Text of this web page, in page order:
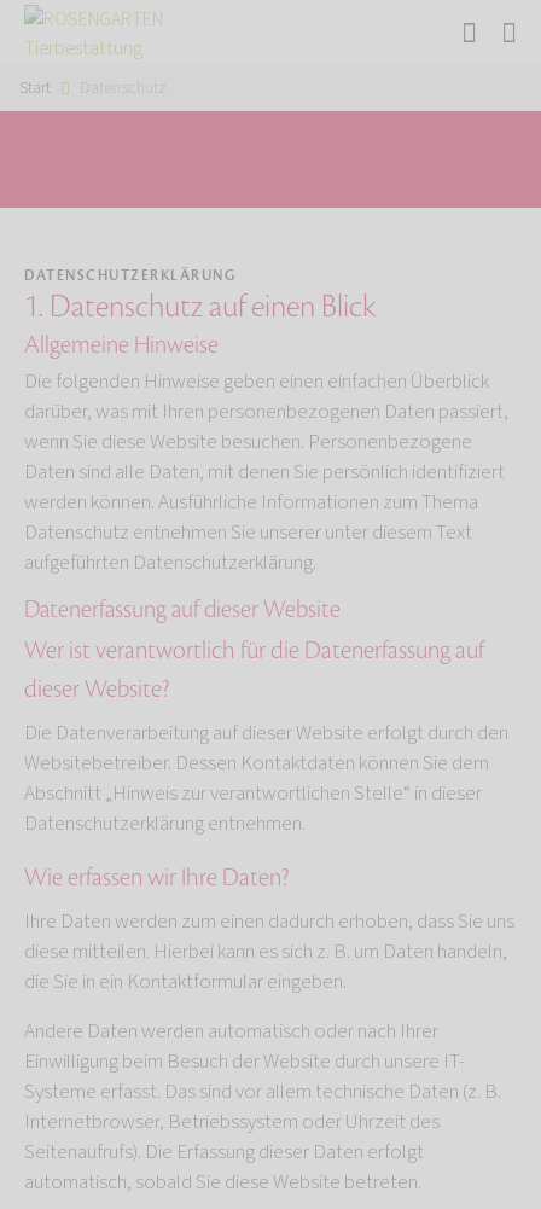
Start Datenschutz
DATENSCHUTZERKLÄRUNG
1. Datenschutz auf einen Blick
Allgemeine Hinweise
Die folgenden Hinweise geben einen einfachen Überblick
darüber, was mit Ihren personenbezogenen Daten passiert,
wenn Sie diese Website besuchen. Personenbezogene
Daten sind alle Daten, mit denen Sie persönlich identifiziert
werden können. Ausführliche Informationen zum Thema
Datenschutz entnehmen Sie unserer unter diesem Text
aufgeführten Datenschutzerklärung.
Datenerfassung auf dieser Website
Wer ist verantwortlich für die Datenerfassung auf
dieser Website?
Die Datenverarbeitung auf dieser Website erfolgt durch den
Websitebetreiber. Dessen Kontaktdaten können Sie dem
Abschnitt „Hinweis zur verantwortlichen Stelle“ in dieser
Datenschutzerklärung entnehmen.
Wie erfassen wir Ihre Daten?
Ihre Daten werden zum einen dadurch erhoben, dass Sie uns
diese mitteilen. Hierbei kann es sich z. B. um Daten handeln,
die Sie in ein Kontaktformular eingeben.
Andere Daten werden automatisch oder nach Ihrer
Einwilligung beim Besuch der Website durch unsere IT-
Systeme erfasst. Das sind vor allem technische Daten (z. B.
Internetbrowser, Betriebssystem oder Uhrzeit des
Seitenaufrufs). Die Erfassung dieser Daten erfolgt
automatisch, sobald Sie diese Website betreten.